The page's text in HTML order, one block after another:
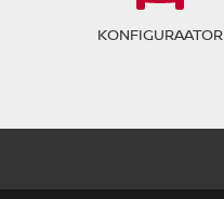
KONFIGURAATOR